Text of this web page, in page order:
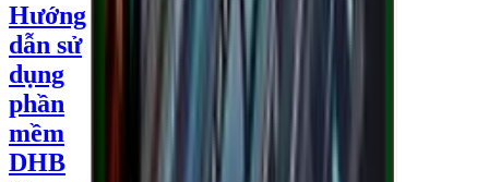
Hướng
dẫn sử
dụng
phần
mềm
DHB